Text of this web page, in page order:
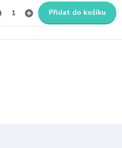
Přidat do košíku